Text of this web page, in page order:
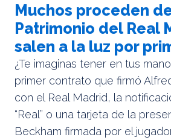
Muchos proceden
Patrimonio del Real
salen a la luz por
¿Te imaginas tener en tus
primer contrato que firmó
con el Real Madrid, la
“Real” o una tarjeta de la
Beckham firmada por el